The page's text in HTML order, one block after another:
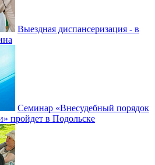
Выездная диспансеризация - в
Семинар «Внесудебный порядок
пройдет в Подольске